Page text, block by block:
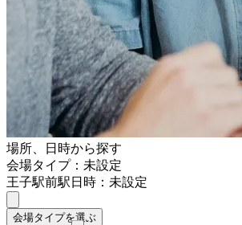
場所、日時から探す
会場タイプ：未設定
王子駅前駅日時：未設定
会場タイプを選ぶ